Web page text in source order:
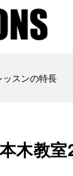
ッスンの特長
木教